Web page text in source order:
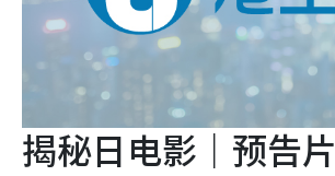
揭秘日电影｜预告片